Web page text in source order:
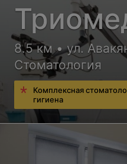
8.5 км • ул.
Стоматология
Комплексная
гигиена